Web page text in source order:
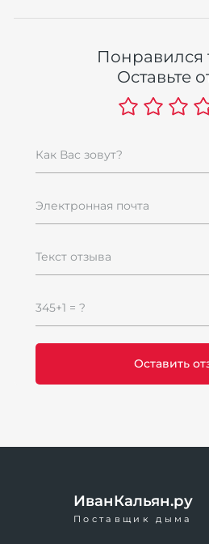
Понравился
Оставьте
Как Вас зовут?
Электронная почта
Текст отзыва
345+1 = ?
ИванКальян.ру
Поставщик дыма